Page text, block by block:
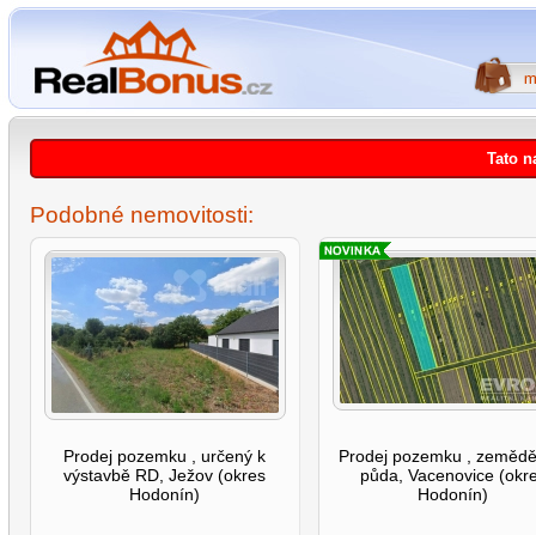
Tato
Podobné nemovitosti:
Prodej pozemku , určený k
výstavbě RD, Ježov (okres
Hodonín)
Prodej pozemku ,
půda, Vacenovice
Hodonín)